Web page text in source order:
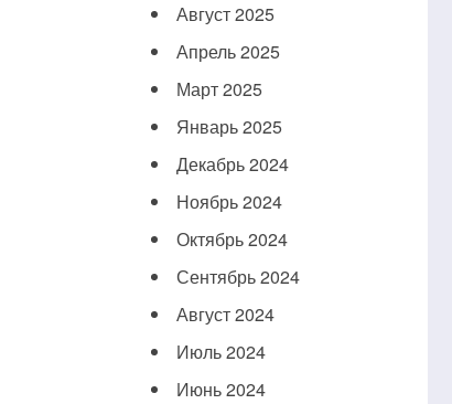
Август 2025
Апрель 2025
Март 2025
Январь 2025
Декабрь 2024
Ноябрь 2024
Октябрь 2024
Сентябрь 2024
Август 2024
Июль 2024
Июнь 2024